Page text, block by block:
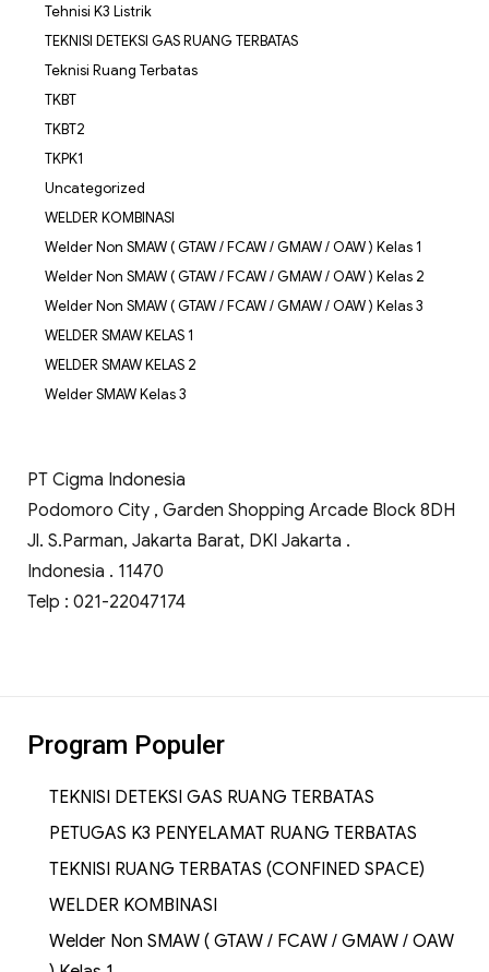
Tehnisi K3 Listrik
TEKNISI DETEKSI GAS RUANG TERBATAS
Teknisi Ruang Terbatas
TKBT
TKBT2
TKPK1
Uncategorized
WELDER KOMBINASI
Welder Non SMAW ( GTAW / FCAW / GMAW / OAW ) Kelas 1
Welder Non SMAW ( GTAW / FCAW / GMAW / OAW ) Kelas 2
Welder Non SMAW ( GTAW / FCAW / GMAW / OAW ) Kelas 3
WELDER SMAW KELAS 1
WELDER SMAW KELAS 2
Welder SMAW Kelas 3
PT Cigma Indonesia
Podomoro City , Garden Shopping Arcade Block 8DH
Jl. S.Parman, Jakarta Barat, DKI Jakarta .
Indonesia . 11470
Telp : 021-22047174
Program Populer
TEKNISI DETEKSI GAS RUANG TERBATAS
PETUGAS K3 PENYELAMAT RUANG TERBATAS
TEKNISI RUANG TERBATAS (CONFINED SPACE)
WELDER KOMBINASI
Welder Non SMAW ( GTAW / FCAW / GMAW / OAW